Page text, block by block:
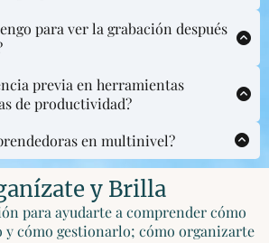
la grabación editada con
y a un precio reducido.
lo más concisa posible.
organizarte, ponle 1 hora por
para ver la grabación después
como algunas de las plantillas.
contenidos adicionales en la
de por vidapara revisarla,
materiales que iré anunciando.
previa en herramientas
de productividad?
cualquier nivel de organización.
y lo práctico.
en multinivel?
útil para cualquier mujer
ganas de emprender) que desee
y productividad en general. Y
vida personal también.
y Brilla
para ayudarte a comprender cómo
cómo gestionarlo; cómo organizarte